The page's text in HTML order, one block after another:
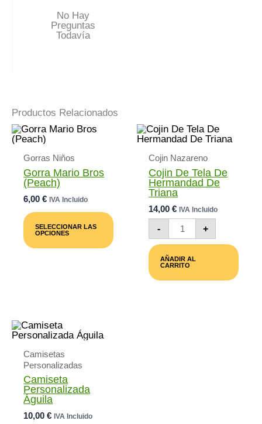
No Hay
Preguntas
Todavía
Productos Relacionados
Gorras Niños
Gorra Mario Bros
(peach)
6,00€ IVA Incluido
SELECCIONAR LAS
OPCIONES
Producto
Múltiples
Variantes.
Opciones
Cojin Nazareno
Cojin De Tela De
Hermandad De
Triana
14,00€ IVA Incluido
-
Cojin
De
Tela
Hermandad
Triana
+
AÑADIR AL
CARRITO
Camisetas
Personalizadas
Camiseta
Personalizada
Águila
10,00€ IVA Incluido